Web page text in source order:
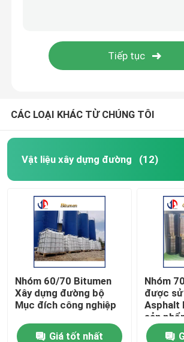
CÁC LOẠI KHÁC TỪ CHÚNG TÔI
Vật liệu xây dựng đường (12)
Nhóm 60/70 Bitumen
Xây dựng đường bộ
Mục đích công nghiệp
Giá tốt nhất
Nhóm
được
Asphalt
sản